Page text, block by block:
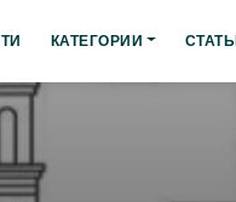
КАТЕГОРИИ